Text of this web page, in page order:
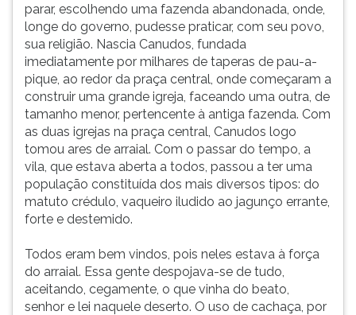
parar, escolhendo uma fazenda abandonada, onde,
longe do governo, pudesse praticar, com seu povo,
sua religião. Nascia Canudos, fundada
imediatamente por milhares de taperas de pau-a-
pique, ao redor da praça central, onde começaram a
construir uma grande igreja, faceando uma outra, de
tamanho menor, pertencente à antiga fazenda. Com
as duas igrejas na praça central, Canudos logo
tomou ares de arraial. Com o passar do tempo, a
vila, que estava aberta a todos, passou a ter uma
população constituída dos mais diversos tipos: do
matuto crédulo, vaqueiro iludido ao jagunço errante,
forte e destemido.
Todos eram bem vindos, pois neles estava à força
do arraial. Essa gente despojava-se de tudo,
aceitando, cegamente, o que vinha do beato,
senhor e lei naquele deserto. O uso de cachaça, por